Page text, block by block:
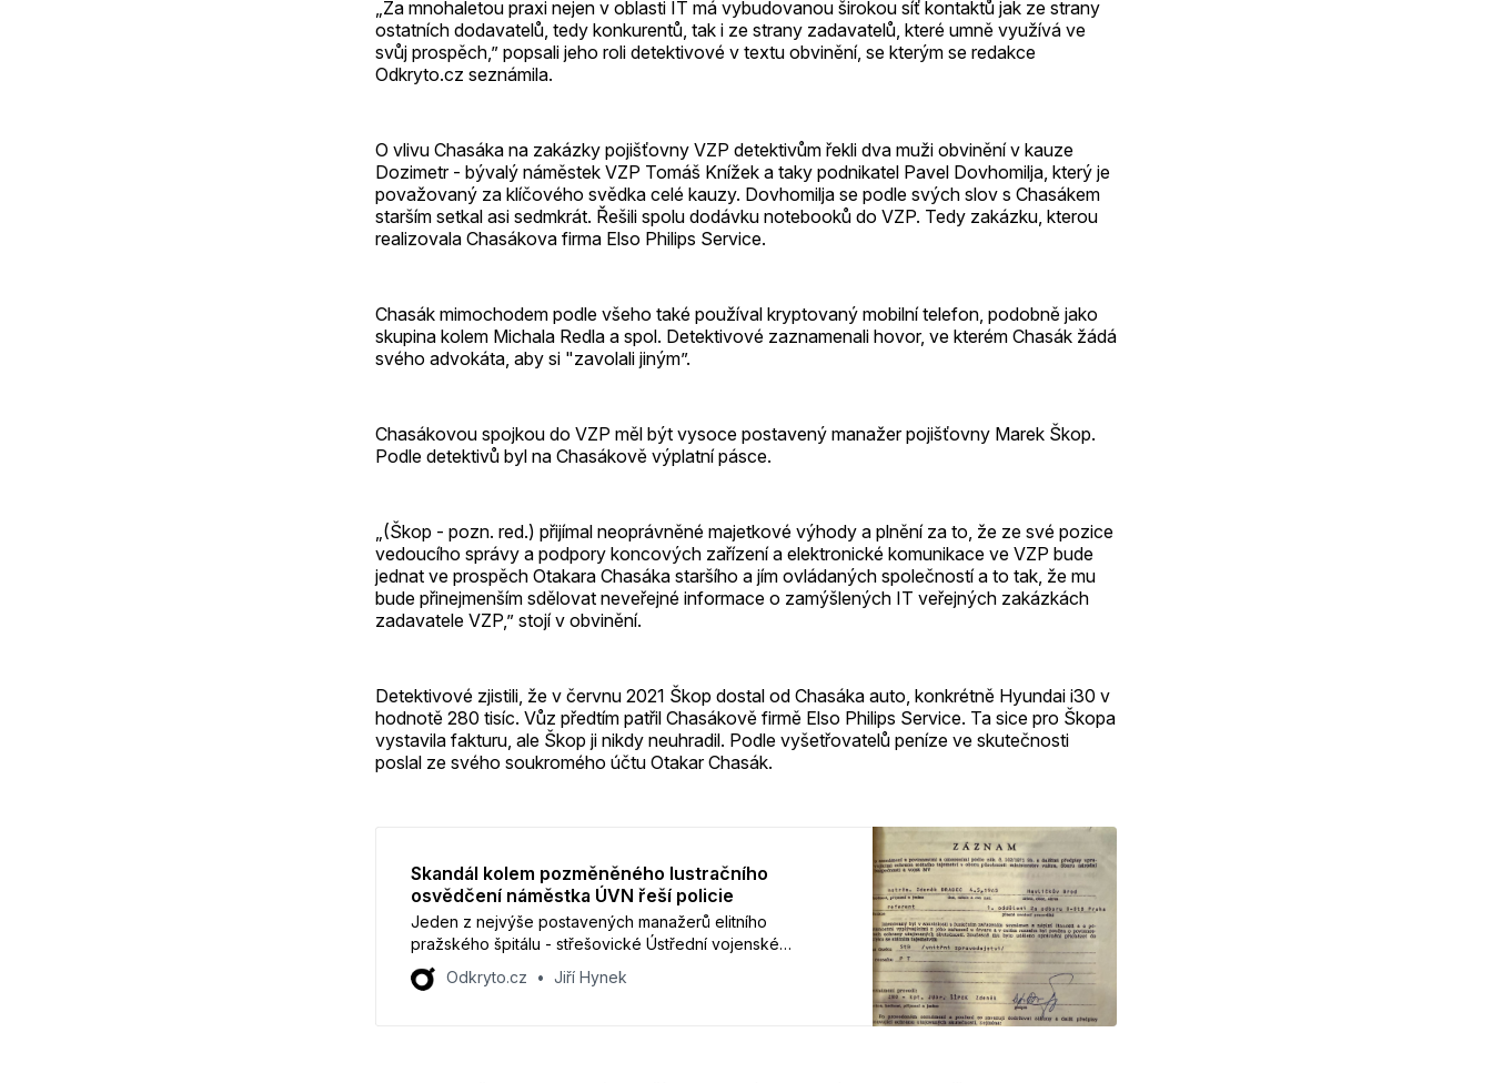
„Za mnohaletou praxi nejen v oblasti IT má vybudovanou širokou síť kontaktů jak ze strany
ostatních dodavatelů, tedy konkurentů, tak i ze strany zadavatelů, které umně využívá ve
svůj prospěch,” popsali jeho roli detektivové v textu obvinění, se kterým se redakce
Odkryto.cz seznámila.
O vlivu Chasáka na zakázky pojišťovny VZP detektivům řekli dva muži obvinění v kauze
Dozimetr - bývalý náměstek VZP Tomáš Knížek a taky podnikatel Pavel Dovhomilja, který je
považovaný za klíčového svědka celé kauzy. Dovhomilja se podle svých slov s Chasákem
starším setkal asi sedmkrát. Řešili spolu dodávku notebooků do VZP. Tedy zakázku, kterou
realizovala Chasákova firma Elso Philips Service.
Chasák mimochodem podle všeho také používal kryptovaný mobilní telefon, podobně jako
skupina kolem Michala Redla a spol. Detektivové zaznamenali hovor, ve kterém Chasák žádá
svého advokáta, aby si "zavolali jiným”.
Chasákovou spojkou do VZP měl být vysoce postavený manažer pojišťovny Marek Škop.
Podle detektivů byl na Chasákově výplatní pásce.
„(Škop - pozn. red.) přijímal neoprávněné majetkové výhody a plnění za to, že ze své pozice
vedoucího správy a podpory koncových zařízení a elektronické komunikace ve VZP bude
jednat ve prospěch Otakara Chasáka staršího a jím ovládaných společností a to tak, že mu
bude přinejmenším sdělovat neveřejné informace o zamýšlených IT veřejných zakázkách
zadavatele VZP,” stojí v obvinění.
Detektivové zjistili, že v červnu 2021 Škop dostal od Chasáka auto, konkrétně Hyundai i30 v
hodnotě 280 tisíc. Vůz předtím patřil Chasákově firmě Elso Philips Service. Ta sice pro Škopa
vystavila fakturu, ale Škop ji nikdy neuhradil. Podle vyšetřovatelů peníze ve skutečnosti
poslal ze svého soukromého účtu Otakar Chasák.
Skandál kolem pozměněného lustračního
osvědčení náměstka ÚVN řeší policie
Jeden z nejvýše postavených manažerů elitního
pražského špitálu - střešovické Ústřední vojenské
nemocnice - náměstek ředitele Zdeněk Brabec, končí po
odhalení, že si pozměnil lustrační osvědčení.
Odkryto.cz Jiří Hynek